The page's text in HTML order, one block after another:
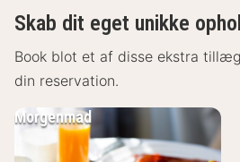
Skab dit eget unikke
Book blot et af disse ekstra
din reservation.
Morgenmad